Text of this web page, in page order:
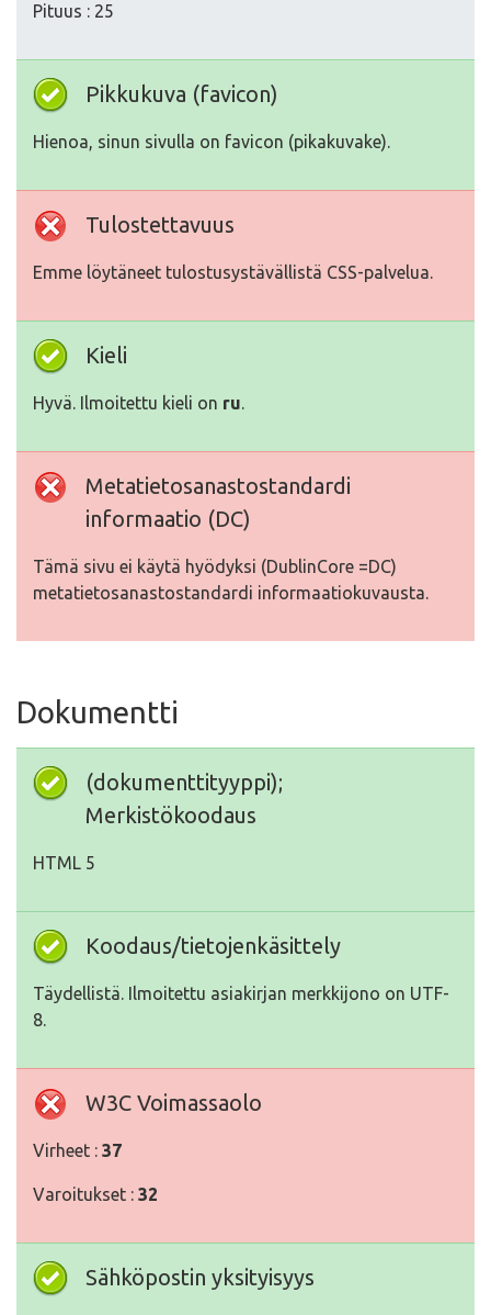
Pituus : 25
Pikkukuva (favicon)
Hienoa, sinun sivulla on favicon (pikakuvake).
Tulostettavuus
Emme löytäneet tulostusystävällistä CSS-palvelua.
Kieli
Hyvä. Ilmoitettu kieli on ru.
Metatietosanastostandardi
informaatio (DC)
Tämä sivu ei käytä hyödyksi (DublinCore =DC)
metatietosanastostandardi informaatiokuvausta.
Dokumentti
(dokumenttityyppi);
Merkistökoodaus
HTML 5
Koodaus/tietojenkäsittely
Täydellistä. Ilmoitettu asiakirjan merkkijono on UTF-
8.
W3C Voimassaolo
Virheet : 37
Varoitukset : 32
Sähköpostin yksityisyys